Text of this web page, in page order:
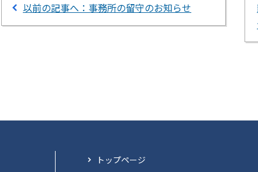
以前の記事へ：事務所の留守のお知らせ
トップページ